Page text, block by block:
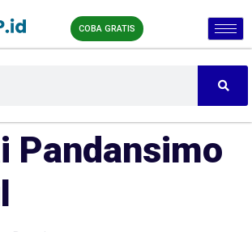
COBA GRATIS
Pandansimo